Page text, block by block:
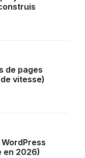
de pages
vitesse)
en 2026)